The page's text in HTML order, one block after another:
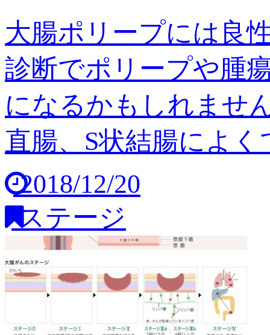
大腸ポリープには良
診断でポリープや腫
になるかもしれませ
直腸、S状結腸によ
2018/12/20
ステージ